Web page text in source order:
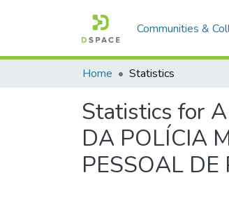
Communities &
Home Statistics
Statistics for
DA POLÍCIA
PESSOAL DE